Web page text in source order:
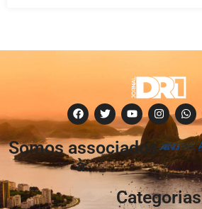
Somos associados
à:
Categorias